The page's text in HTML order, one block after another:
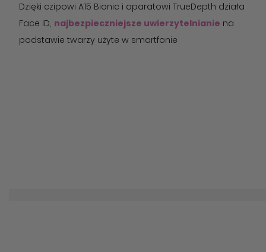
Dzięki czipowi A15 Bionic i aparatowi TrueDepth działa
Face ID, najbezpieczniejsze uwierzytelnianie na
podstawie twarzy użyte w smartfonie